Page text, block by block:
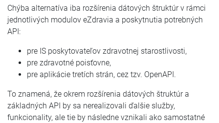
Chýba alternatíva iba rozšírenia dátových štruktúr v rámci
jednotlivých modulov eZdravia a poskytnutia potrebných
API:
pre IS poskytovateľov zdravotnej starostlivosti,
pre zdravotné poisťovne,
pre aplikácie tretích strán, cez tzv. OpenAPI.
To znamená, že okrem rozšírenia dátových štruktúr a
základných API by sa nerealizovali ďalšie služby,
funkcionality, ale tie by následne vznikali ako samostatné